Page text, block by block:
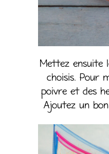
Mettez ensuite
choisis. Pour
poivre et des
Ajoutez un bon